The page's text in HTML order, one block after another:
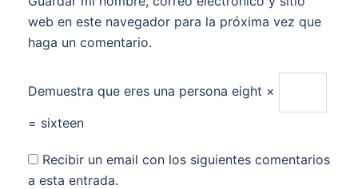
web en este navegador para la próxima vez que
haga un comentario.
Demuestra que eres una persona eight ×
= sixteen
Recibir un email con los siguientes comentarios
a esta entrada.